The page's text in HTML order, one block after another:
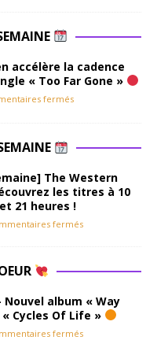
accélère la cadence
« Too Far Gone »
fermés
The Western
les titres à 10
21 heures !
fermés
Nouvel album « Way
Cycles Of Life »
fermés